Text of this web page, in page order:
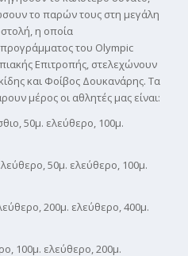
το παρών τους στη μεγάλη
η οποία
του Olympic
Επιτροπής, στελεχώνουν
και Φοίβος Δουκανάρης. Τα
μέρος οι αθλητές μας είναι:
50μ. ελεύθερο, 100μ.
50μ. ελεύθερο, 100μ.
200μ. ελεύθερο, 400μ.
100μ. ελεύθερο, 200μ.